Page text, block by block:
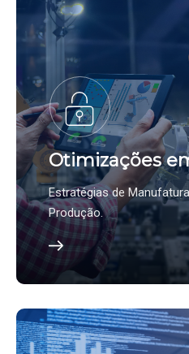
Otimizações
Estratégias de
Produção.